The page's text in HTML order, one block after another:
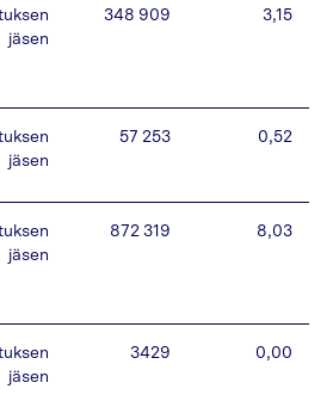
jäsen
348 909 3,15
jäsen
57 253 0,52
jäsen
872 319 8,03
jäsen
3429 0,00